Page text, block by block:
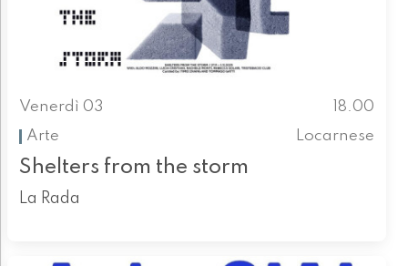
Venerdì 03
18.00
Arte
Locarnese
Shelters from the storm
La Rada